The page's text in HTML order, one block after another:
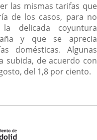
las mismas tarifas que
de los casos, para no
delicada coyuntura
y que se aprecia
domésticas. Algunas
subida, de acuerdo con
del 1,8 por ciento.